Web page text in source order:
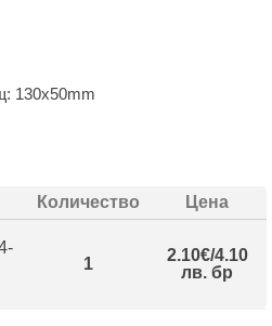
130х50mm
Количество
Цена
1
2.10€/4.10
лв. бр